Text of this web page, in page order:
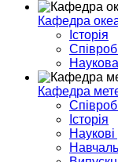
Кафедра
Історія
Наукова
Кафедра
Історія